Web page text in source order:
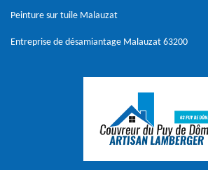
Peinture sur tuile Malauzat
Entreprise de désamiantage Malauzat 63200